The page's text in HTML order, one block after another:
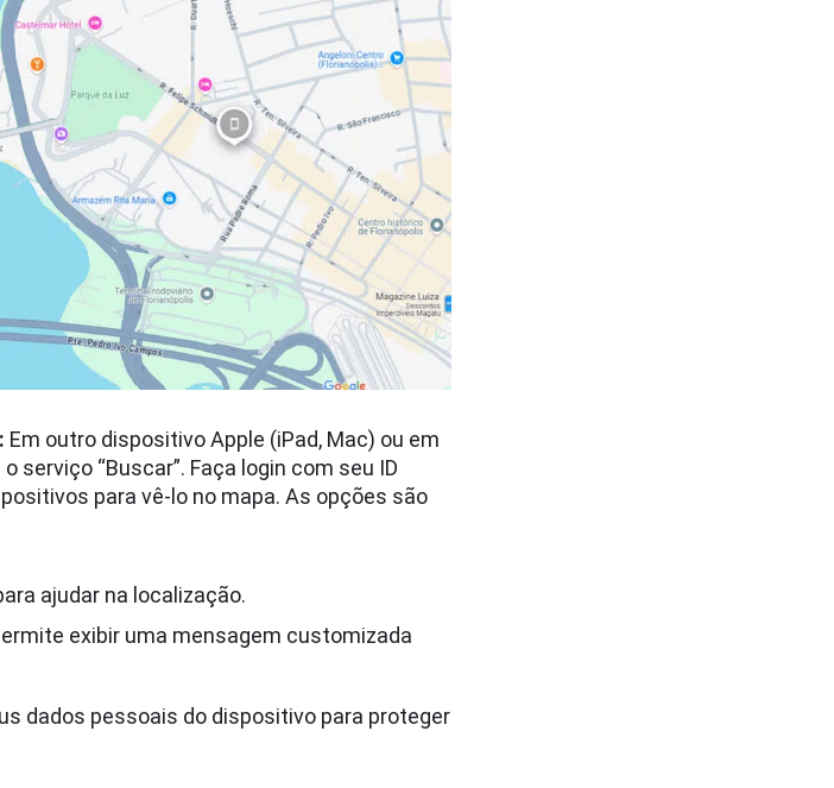
Em outro dispositivo Apple (iPad, Mac) ou em
o serviço “Buscar”. Faça login com seu ID
para vê-lo no mapa. As opções são
ajudar na localização.
exibir uma mensagem customizada
dados pessoais do dispositivo para proteger